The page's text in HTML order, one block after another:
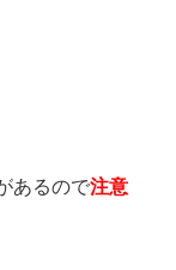
あるので注意